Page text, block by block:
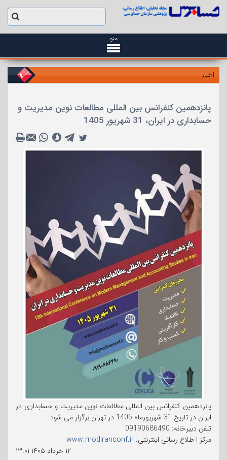
منو
اخبار
پانزدهمین کنفرانس بین المللی مطالعات نوین مدیریت و
حسابداری در ایران، 31 شهریور 1405
پانزدهمین کنفرانس بین المللی مطالعات نوین مدیریت و حسابداری در
ایران در تاریخ 31 شهریورماه 1405 در تهران برگزار می شود.
تلفن دبیرخانه: 09190686490
مرکز ا طلاع رسانی اینترنتی: www.modiranconf.ir
۱۲ خرداد ۱۴۰۵
۱۳:۰۱